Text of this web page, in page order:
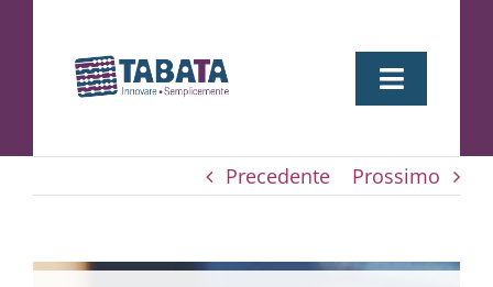
contenuto
Toggle
Home
Precedente Prossimo